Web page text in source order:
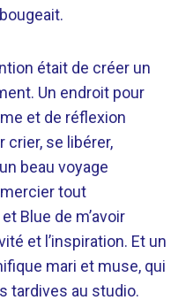
était de créer un
Un endroit pour
et de réflexion
crier, se libérer,
beau voyage
tout
Blue de m’avoir
et l’inspiration. Et un
mari et muse, qui
tardives au studio.